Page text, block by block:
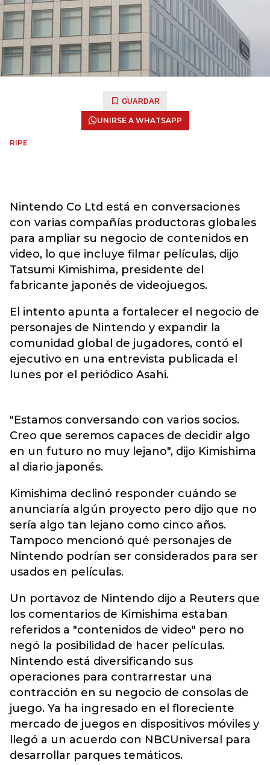
GUARDAR
UNIRSE A WHATSAPP
RIPE
Nintendo Co Ltd está en conversaciones
con varias compañías productoras globales
para ampliar su negocio de contenidos en
video, lo que incluye filmar películas, dijo
Tatsumi Kimishima, presidente del
fabricante japonés de videojuegos.
El intento apunta a fortalecer el negocio de
personajes de Nintendo y expandir la
comunidad global de jugadores, contó el
ejecutivo en una entrevista publicada el
lunes por el periódico Asahi.
"Estamos conversando con varios socios.
Creo que seremos capaces de decidir algo
en un futuro no muy lejano", dijo Kimishima
al diario japonés.
Kimishima declinó responder cuándo se
anunciaría algún proyecto pero dijo que no
sería algo tan lejano como cinco años.
Tampoco mencionó qué personajes de
Nintendo podrían ser considerados para ser
usados en películas.
Un portavoz de Nintendo dijo a Reuters que
los comentarios de Kimishima estaban
referidos a "contenidos de video" pero no
negó la posibilidad de hacer películas.
Nintendo está diversificando sus
operaciones para contrarrestar una
contracción en su negocio de consolas de
juego. Ya ha ingresado en el floreciente
mercado de juegos en dispositivos móviles y
llegó a un acuerdo con NBCUniversal para
desarrollar parques temáticos.